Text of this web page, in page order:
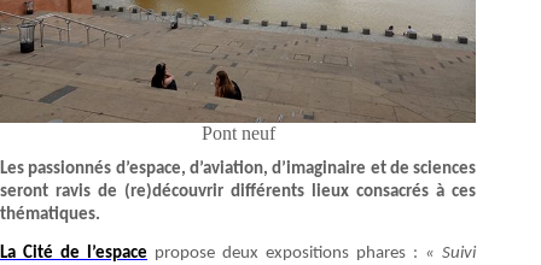
Pont neuf
Les passionnés d’espace, d’aviation, d’imaginaire et de sciences
seront ravis de (re)découvrir différents lieux consacrés à ces
thématiques.
La Cité de l’espace propose deux expositions phares : « Suivi